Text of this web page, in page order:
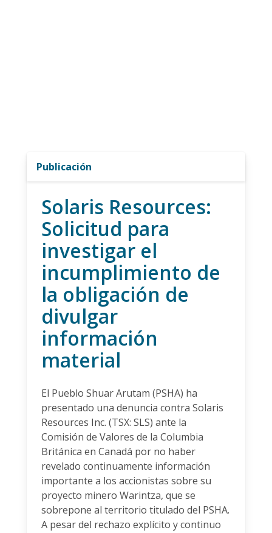
Publicación
Solaris Resources:
Solicitud para
investigar el
incumplimiento de
la obligación de
divulgar
información
material
El Pueblo Shuar Arutam (PSHA) ha
presentado una denuncia contra Solaris
Resources Inc. (TSX: SLS) ante la
Comisión de Valores de la Columbia
Británica en Canadá por no haber
revelado continuamente información
importante a los accionistas sobre su
proyecto minero Warintza, que se
sobrepone al territorio titulado del PSHA.
A pesar del rechazo explícito y continuo